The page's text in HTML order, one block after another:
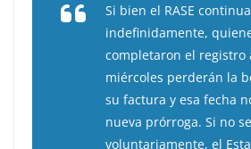
Si bien el RASE
indefinidamente,
completaron el registro
miércoles perderán la
su factura y esa fecha
nueva prórroga. Si no
voluntariamente, el